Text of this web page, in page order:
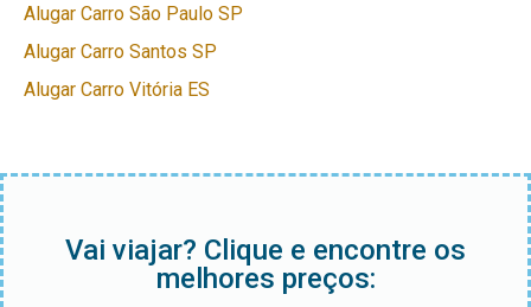
Alugar Carro São Paulo SP
Alugar Carro Santos SP
Alugar Carro Vitória ES
Vai viajar? Clique e encontre os
melhores preços: